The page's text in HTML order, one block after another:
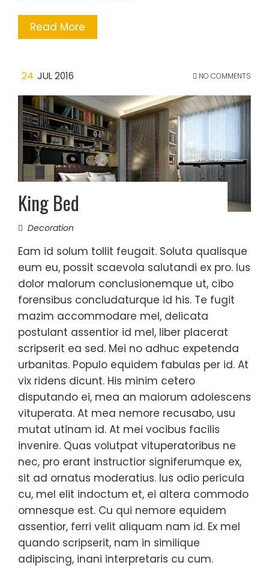
Read More
24 JUL 2016 NO COMMENTS
King Bed
Decoration
Eam id solum tollit feugait. Soluta qualisque
eum eu, possit scaevola salutandi ex pro. Ius
dolor malorum conclusionemque ut, cibo
forensibus concludaturque id his. Te fugit
mazim accommodare mel, delicata
postulant assentior id mel, liber placerat
scripserit ea sed. Mei no adhuc expetenda
urbanitas. Populo equidem fabulas per id. At
vix ridens dicunt. His minim cetero
disputando ei, mea an maiorum adolescens
vituperata. At mea nemore recusabo, usu
mutat utinam id. At mei vocibus facilis
invenire. Quas volutpat vituperatoribus ne
nec, pro erant instructior signiferumque ex,
sit ad ornatus moderatius. Ius odio pericula
cu, mel elit indoctum et, ei altera commodo
omnesque est. Cu qui nemore equidem
assentior, ferri velit aliquam nam id. Ex mel
quando scripserit, nam in similique
adipiscing, inani interpretaris cu cum.